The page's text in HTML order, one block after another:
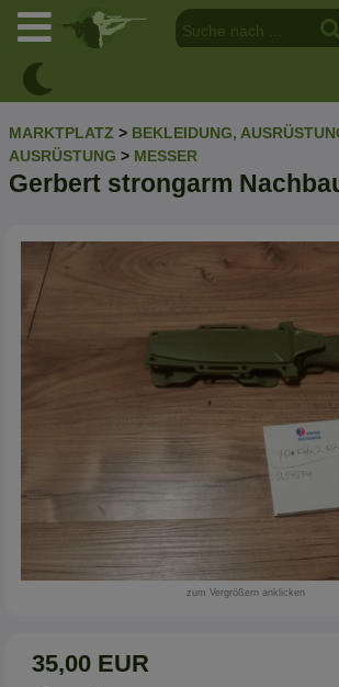
MARKTPLATZ > BEKLEIDUNG,
AUSRÜSTUNG > MESSER
Gerbert strongarm
zum Vergrößern anklicken
35,00 EUR